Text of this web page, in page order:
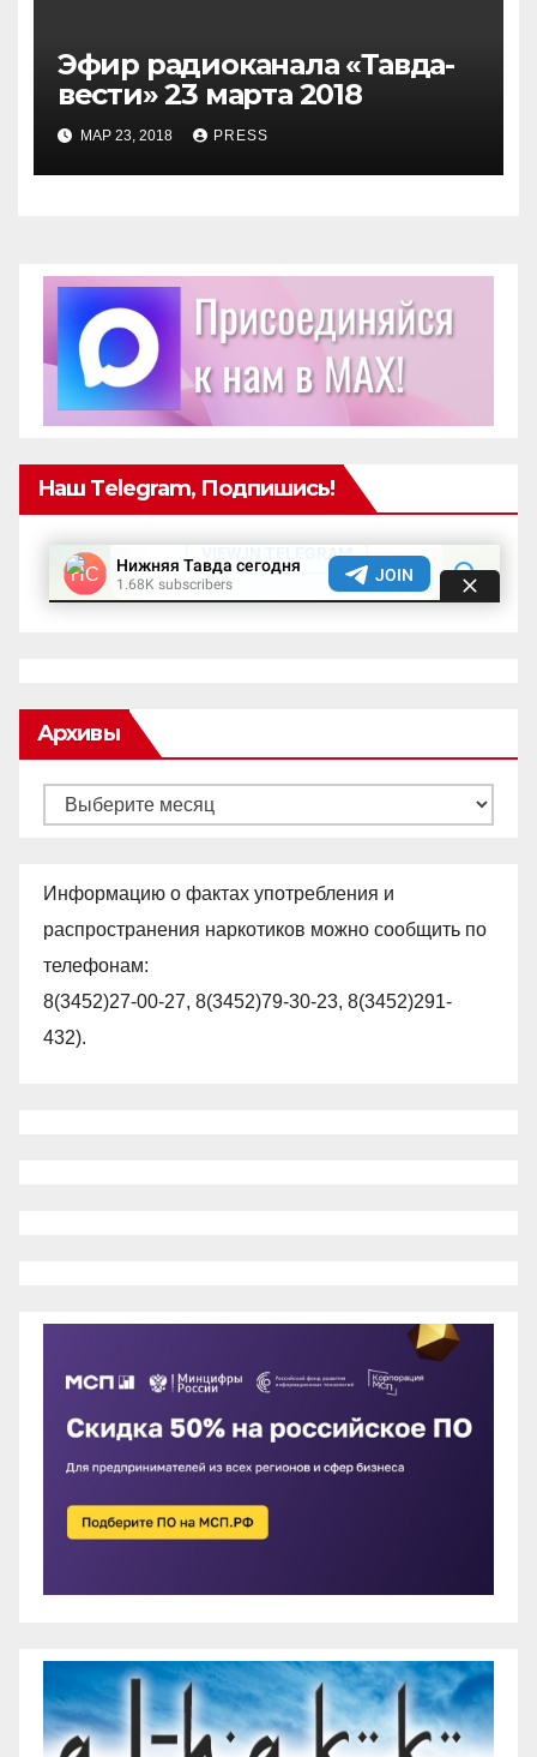
Эфир радиоканала «Тавда-
вести» 23 марта 2018
МАР 23, 2018 PRESS
Наш Telegram, Подпишись!
Архивы
Архивы
Информацию о фактах употребления и
распространения наркотиков можно сообщить по
телефонам:
8(3452)27-00-27, 8(3452)79-30-23, 8(3452)291-
432).